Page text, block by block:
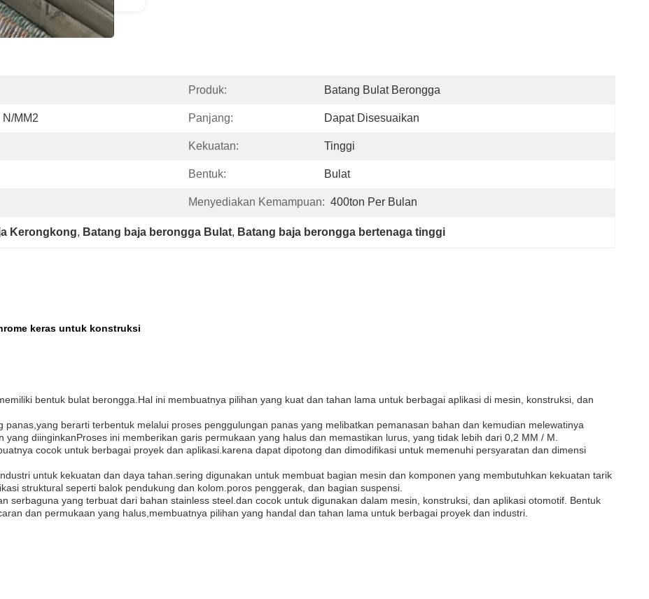
Produk: Batang Bulat Berongga
MM2 Panjang: Dapat Disesuaikan
Kekuatan: Tinggi
Bentuk: Bulat
Menyediakan Kemampuan: 400ton Per Bulan
Kerongkong, Batang baja berongga Bulat, Batang baja berongga bertenaga tinggi
keras untuk konstruksi
bentuk bulat berongga.Hal ini membuatnya pilihan yang kuat dan tahan lama untuk berbagai aplikasi di mesin, konstruksi, dan
berarti terbentuk melalui proses penggulungan panas yang melibatkan pemanasan bahan dan kemudian melewatinya
diinginkanProses ini memberikan garis permukaan yang halus dan memastikan lurus, yang tidak lebih dari 0,2 MM / M.
cocok untuk berbagai proyek dan aplikasi.karena dapat dipotong dan dimodifikasi untuk memenuhi persyaratan dan dimensi
untuk kekuatan dan daya tahan.sering digunakan untuk membuat bagian mesin dan komponen yang membutuhkan kekuatan tarik
struktural seperti balok pendukung dan kolom.poros penggerak, dan bagian suspensi.
serbaguna yang terbuat dari bahan stainless steel.dan cocok untuk digunakan dalam mesin, konstruksi, dan aplikasi otomotif. Bentuk
dan permukaan yang halus,membuatnya pilihan yang handal dan tahan lama untuk berbagai proyek dan industri.